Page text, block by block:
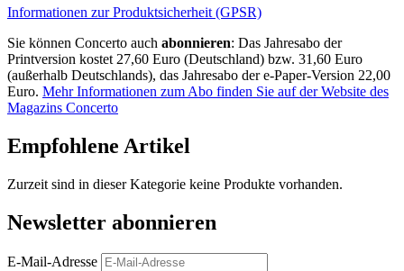
Informationen zur Produktsicherheit (GPSR)
Sie können Concerto auch abonnieren: Das Jahresabo der
Printversion kostet 27,60 Euro (Deutschland) bzw. 31,60 Euro
(außerhalb Deutschlands), das Jahresabo der e-Paper-Version 22,00
Euro. Mehr Informationen zum Abo finden Sie auf der Website des
Magazins Concerto
Empfohlene Artikel
Zurzeit sind in dieser Kategorie keine Produkte vorhanden.
Newsletter abonnieren
E-Mail-Adresse